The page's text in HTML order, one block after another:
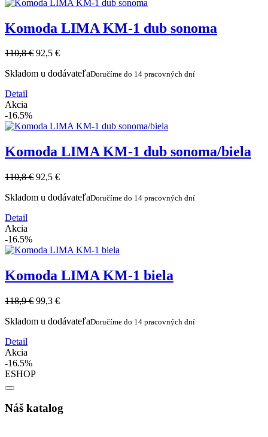
Komoda LIMA KM-1 dub sonoma
110,8 € 92,5 €
Skladom u dodávateľaDoručíme do 14 pracovných dní
Detail
Akcia
-16.5%
Komoda LIMA KM-1 dub sonoma/biela
110,8 € 92,5 €
Skladom u dodávateľaDoručíme do 14 pracovných dní
Detail
Akcia
-16.5%
Komoda LIMA KM-1 biela
118,9 € 99,3 €
Skladom u dodávateľaDoručíme do 14 pracovných dní
Detail
Akcia
-16.5%
ESHOP
Náš katalog